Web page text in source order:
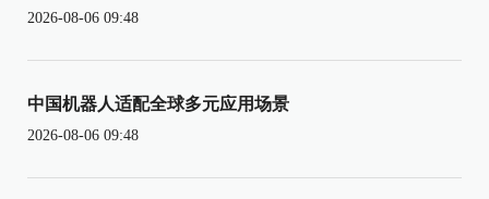
2026-08-06 09:48
中国机器人适配全球多元应用场景
2026-08-06 09:48